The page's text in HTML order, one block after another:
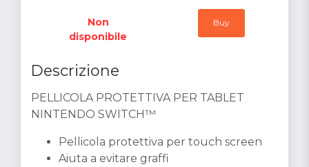
Non
disponibile
Buy
Descrizione
PELLICOLA PROTETTIVA PER TABLET
NINTENDO SWITCH™
Pellicola protettiva per touch screen
Aiuta a evitare graffi